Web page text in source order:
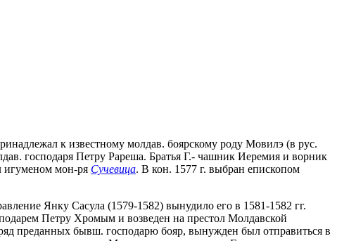
к известному молдав. боярскому роду Мовилэ (в рус.
господаря Петру Рареша. Братья Г.- чашник Иеремия и ворник
игуменом мон-ря Сучевица. В кон. 1577 г. выбран епископом
Янку Сасула (1579-1582) вынудило его в 1581-1582 гг.
Петру Хромым и возведен на престол Молдавской
преданных бывш. господарю бояр, вынужден был отправиться в